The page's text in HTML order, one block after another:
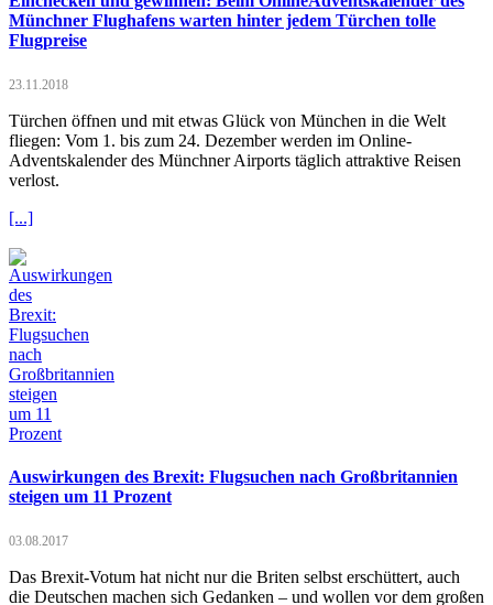
Münchner Flughafens warten hinter jedem Türchen tolle
Flugpreise
23.11.2018
Türchen öffnen und mit etwas Glück von München in die Welt
fliegen: Vom 1. bis zum 24. Dezember werden im Online-
Adventskalender des Münchner Airports täglich attraktive Reisen
verlost.
[...]
Auswirkungen des Brexit: Flugsuchen nach Großbritannien
steigen um 11 Prozent
03.08.2017
Das Brexit-Votum hat nicht nur die Briten selbst erschüttert, auch
die Deutschen machen sich Gedanken – und wollen vor dem großen